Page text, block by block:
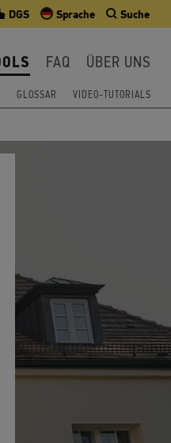
DGS Sprache Suche
FAQ ÜBER UNS
GLOSSAR VIDEO-TUTORIALS